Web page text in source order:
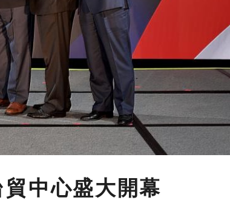
中心盛大開幕